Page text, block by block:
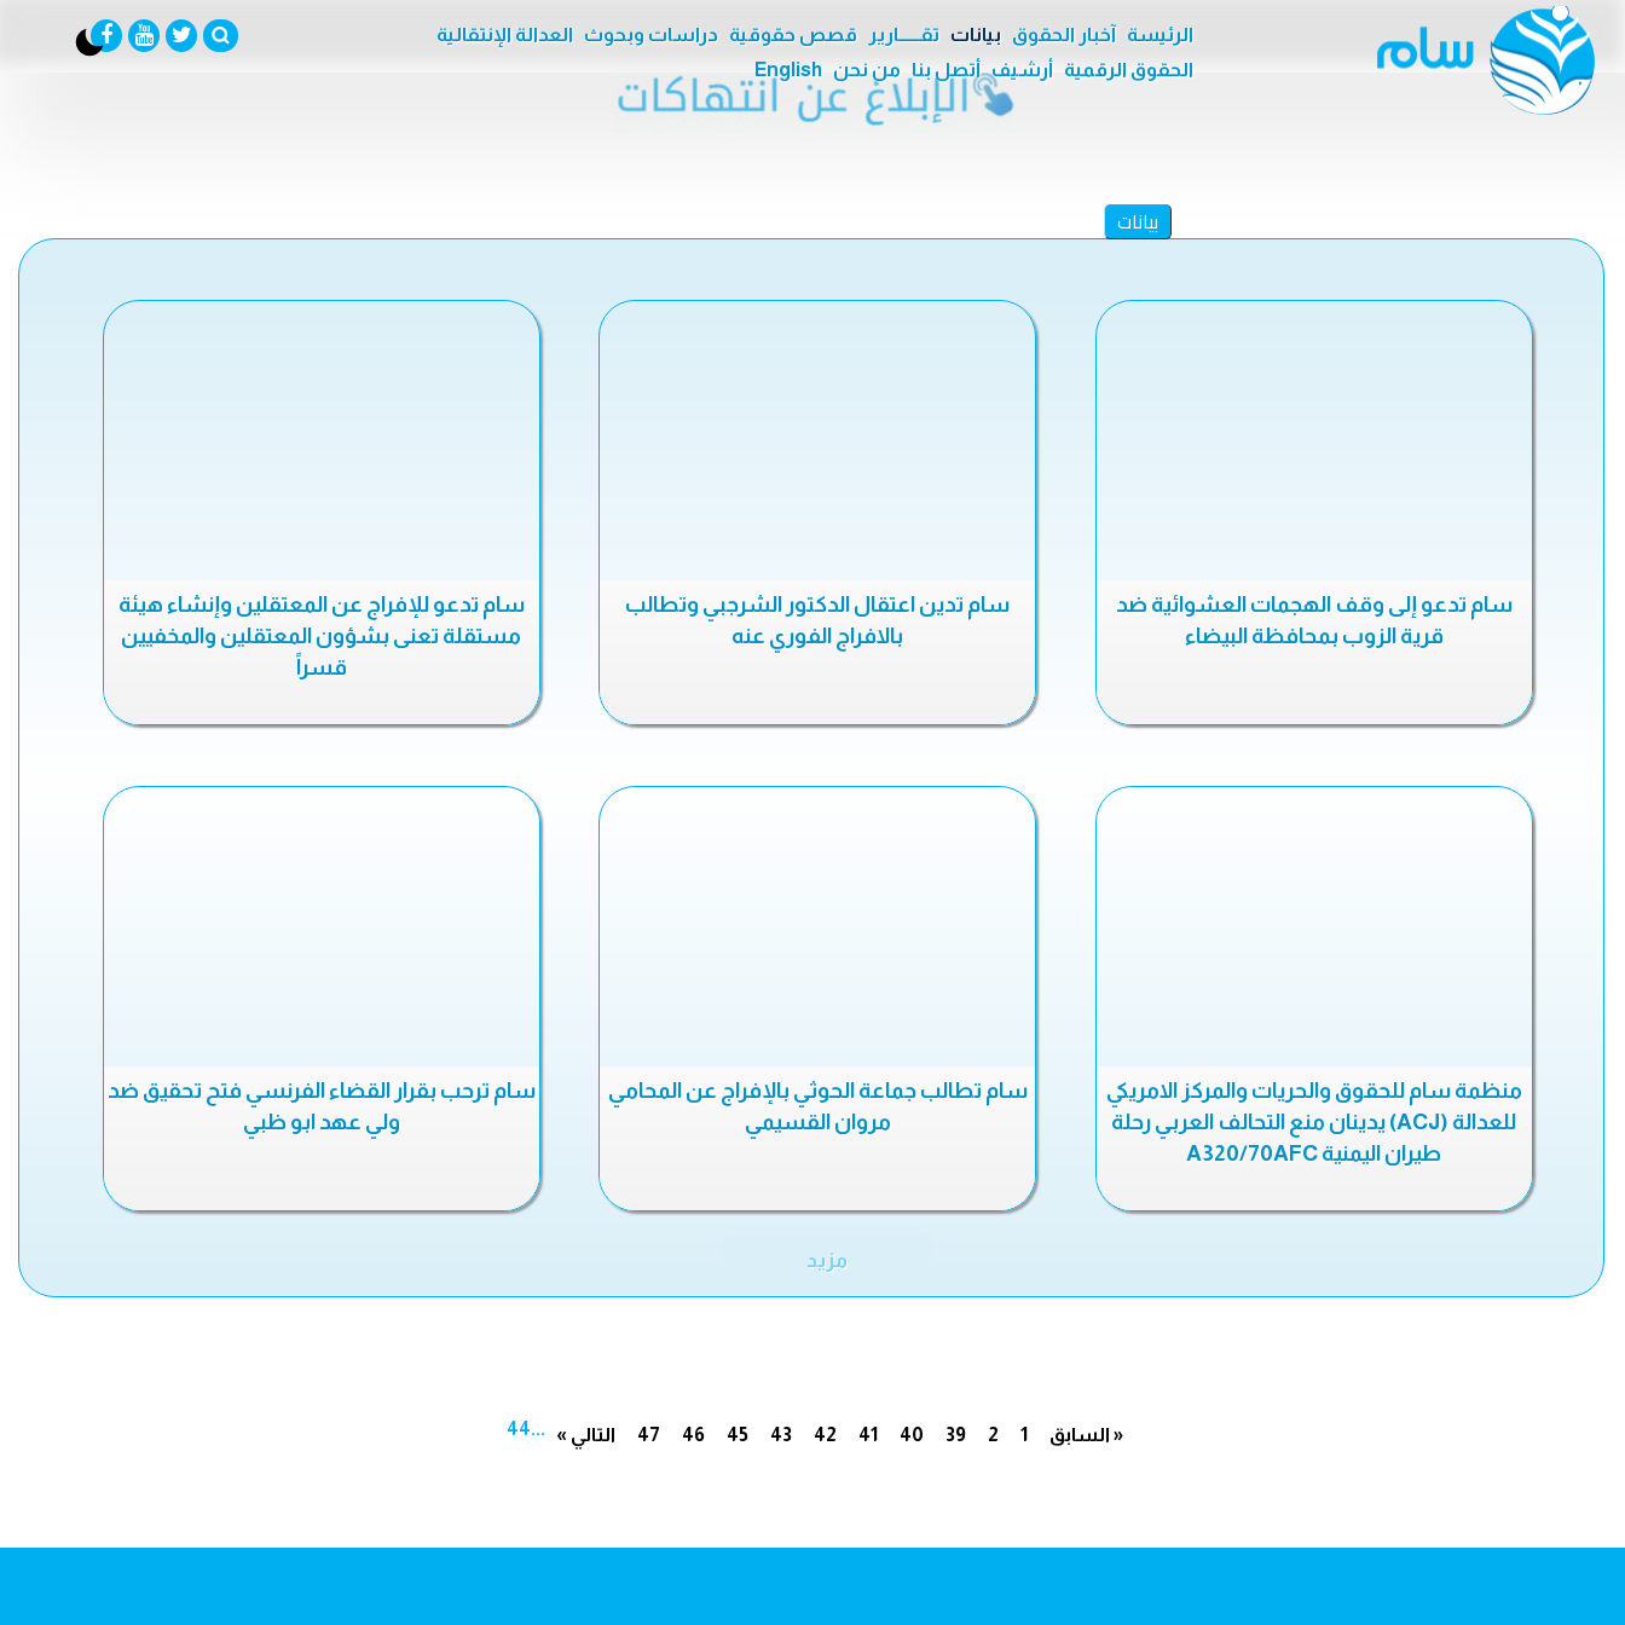
الرئيسة آخبار الحقوق بيانات تقــــــارير قصص حقوقية دراسات وبحوث
العدالة الإنتقالية
الحقوق الرقمية
أرشيف أتصل بنا من نحن English
بيانات
سام تدعو إلى وقف الهجمات العشوائية ضد
قرية الزوب بمحافظة البيضاء
سام تدين اعتقال الدكتور الشرجبي وتطالب
بالافراج الفوري عنه
سام تدعو للإفراج عن المعتقلين وإنشاء هيئة
مستقلة تعنى بشؤون المعتقلين والمخفيين
قسراً
منظمة سام للحقوق والحريات والمركز الامريكي
للعدالة (ACJ) يدينان منع التحالف العربي رحلة
طيران اليمنية A320/70AFC
سام تطالب جماعة الحوثي بالإفراج عن المحامي
مروان القسيمي
سام ترحب بقرار القضاء الفرنسي فتح تحقيق ضد
ولي عهد ابو ظبي
مزيد
« السابق 1
2
... 39
40
41
42
43
44 45
46
47 التالي »